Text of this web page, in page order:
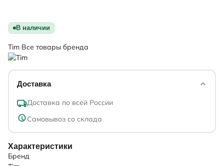
В наличии
Tim Все товары бренда
Доставка
Доставка по всей России
Самовывоз со склада
Характеристики
Бренд